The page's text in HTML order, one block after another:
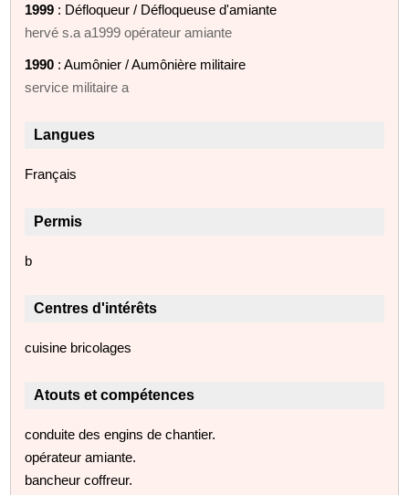
1999 : Défloqueur / Défloqueuse d'amiante
hervé s.a a1999 opérateur amiante
1990 : Aumônier / Aumônière militaire
service militaire a
Langues
Français
Permis
b
Centres d'intérêts
cuisine bricolages
Atouts et compétences
conduite des engins de chantier.
opérateur amiante.
bancheur coffreur.